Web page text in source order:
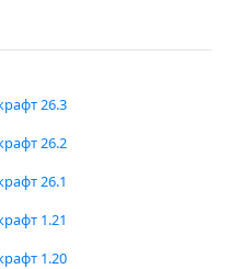
26.3
26.2
26.1
1.21
1.20